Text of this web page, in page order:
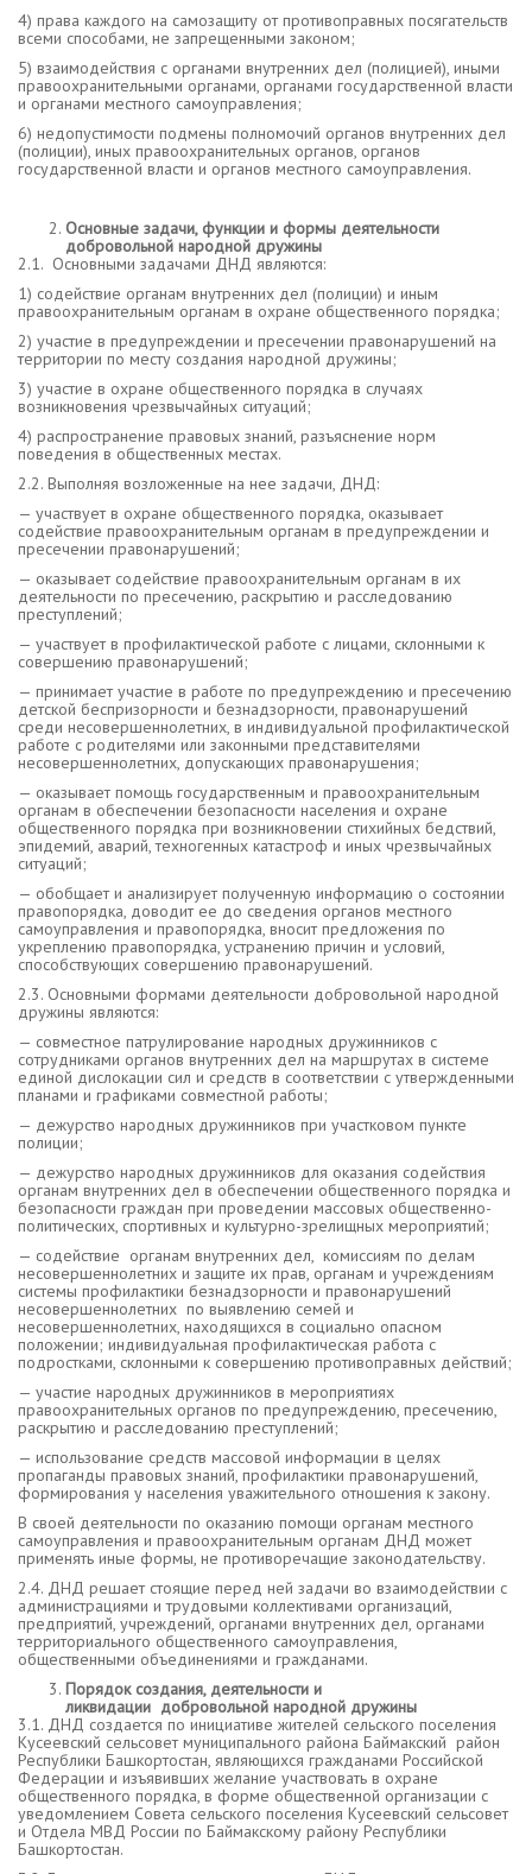
4) права каждого на самозащиту от противоправных посягательств
всеми способами, не запрещенными законом;
5) взаимодействия с органами внутренних дел (полицией), иными
правоохранительными органами, органами государственной власти
и органами местного самоуправления;
6) недопустимости подмены полномочий органов внутренних дел
(полиции), иных правоохранительных органов, органов
государственной власти и органов местного самоуправления.
Основные задачи, функции и формы деятельности
добровольной народной дружины
2.1. Основными задачами ДНД являются:
1) содействие органам внутренних дел (полиции) и иным
правоохранительным органам в охране общественного порядка;
2) участие в предупреждении и пресечении правонарушений на
территории по месту создания народной дружины;
3) участие в охране общественного порядка в случаях
возникновения чрезвычайных ситуаций;
4) распространение правовых знаний, разъяснение норм
поведения в общественных местах.
2.2. Выполняя возложенные на нее задачи, ДНД:
— участвует в охране общественного порядка, оказывает
содействие правоохранительным органам в предупреждении и
пресечении правонарушений;
— оказывает содействие правоохранительным органам в их
деятельности по пресечению, раскрытию и расследованию
преступлений;
— участвует в профилактической работе с лицами, склонными к
совершению правонарушений;
— принимает участие в работе по предупреждению и пресечению
детской беспризорности и безнадзорности, правонарушений
среди несовершеннолетних, в индивидуальной профилактической
работе с родителями или законными представителями
несовершеннолетних, допускающих правонарушения;
— оказывает помощь государственным и правоохранительным
органам в обеспечении безопасности населения и охране
общественного порядка при возникновении стихийных бедствий,
эпидемий, аварий, техногенных катастроф и иных чрезвычайных
ситуаций;
— обобщает и анализирует полученную информацию о состоянии
правопорядка, доводит ее до сведения органов местного
самоуправления и правопорядка, вносит предложения по
укреплению правопорядка, устранению причин и условий,
способствующих совершению правонарушений.
2.3. Основными формами деятельности добровольной народной
дружины являются:
— совместное патрулирование народных дружинников с
сотрудниками органов внутренних дел на маршрутах в системе
единой дислокации сил и средств в соответствии с утвержденными
планами и графиками совместной работы;
— дежурство народных дружинников при участковом пункте
полиции;
— дежурство народных дружинников для оказания содействия
органам внутренних дел в обеспечении общественного порядка и
безопасности граждан при проведении массовых общественно-
политических, спортивных и культурно-зрелищных мероприятий;
— содействие органам внутренних дел, комиссиям по делам
несовершеннолетних и защите их прав, органам и учреждениям
системы профилактики безнадзорности и правонарушений
несовершеннолетних по выявлению семей и
несовершеннолетних, находящихся в социально опасном
положении; индивидуальная профилактическая работа с
подростками, склонными к совершению противоправных действий;
— участие народных дружинников в мероприятиях
правоохранительных органов по предупреждению, пресечению,
раскрытию и расследованию преступлений;
— использование средств массовой информации в целях
пропаганды правовых знаний, профилактики правонарушений,
формирования у населения уважительного отношения к закону.
В своей деятельности по оказанию помощи органам местного
самоуправления и правоохранительным органам ДНД может
применять иные формы, не противоречащие законодательству.
2.4. ДНД решает стоящие перед ней задачи во взаимодействии с
администрациями и трудовыми коллективами организаций,
предприятий, учреждений, органами внутренних дел, органами
территориального общественного самоуправления,
общественными объединениями и гражданами.
Порядок создания, деятельности и
ликвидации добровольной народной дружины
3.1. ДНД создается по инициативе жителей сельского поселения
Кусеевский сельсовет муниципального района Баймакский район
Республики Башкортостан, являющихся гражданами Российской
Федерации и изъявивших желание участвовать в охране
общественного порядка, в форме общественной организации с
уведомлением Совета сельского поселения Кусеевский сельсовет
и Отдела МВД России по Баймакскому району Республики
Башкортостан.